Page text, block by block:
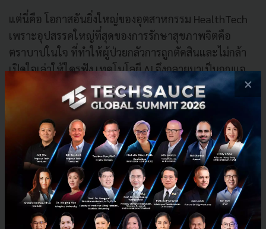
แต่นี่คือ โอกาสอันยิ่งใหญ่ของอุตสาหกรรม HealthTech
เพราะอุปสรรคใหญ่ที่สุดของการรักษาสุขภาพจิตคือ
ตราบาปในใจ ที่ทำให้ผู้ป่วยกลัวการถูกตัดสินและไม่กล้า
เปิดใจเล่าให้ใครฟัง เทคโนโลยี AI จึงกลายมาเป็นกุญแจ
ดอกแรก ในการเปิดประตูรับฟัง เป็นพื้นที่ปลอดภัย ไร้การ
ตัดสิน และช่วยคัดกรองอาการเบื้องต้นได้อย่างเข้าอก
เข้าใจ เพียงแค่เราต้องยกระดับมันให้เป็น Super Safe AI
ที่มีจริยธรรมและถูกฝึกฝนดาต้ามาเพื่องานจิตบำบัดโดย
เฉพาะ
และเพื่อดึงศักยภาพสูงสุดของเทคโนโลยีออกมา กฎเหล็ก
ที่วงการ HealthTech ยึดถือคือการทำงานแบบ Human in
the Loop นั่น AI จะทำหน้าที่เป็นผู้ช่วยด่านหน้าที่คอย
×